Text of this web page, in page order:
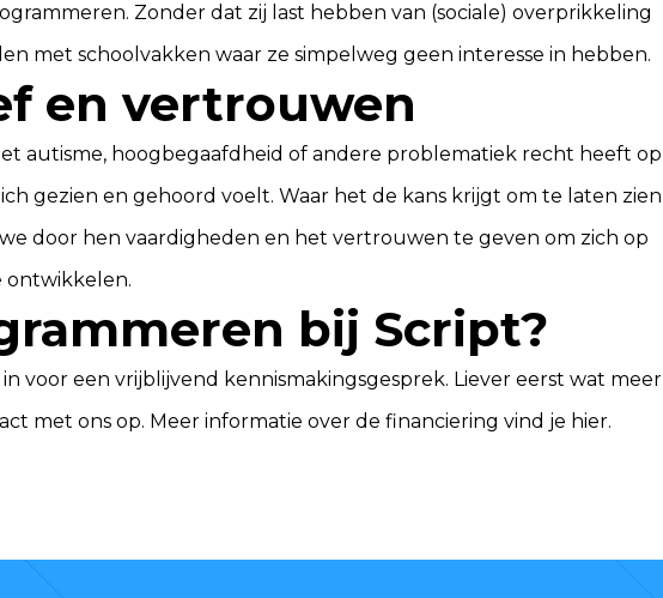
Zonder dat zij last hebben van (sociale) overprikkeling
met schoolvakken waar ze simpelweg geen interesse in hebben.
en vertrouwen
autisme, hoogbegaafdheid of andere problematiek recht heeft op
gezien en gehoord voelt. Waar het de kans krijgt om te laten zien
door hen vaardigheden en het vertrouwen te geven om zich op
ontwikkelen.
bij Script?
in voor een vrijblijvend kennismakingsgesprek. Liever eerst wat meer
met ons op. Meer informatie over de financiering vind je hier.